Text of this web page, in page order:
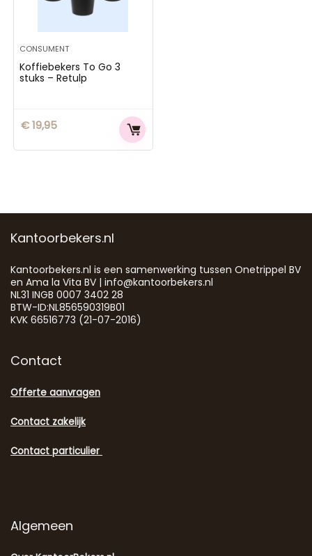
CONSUMENT
Koffiebekers To Go 3
stuks – Retulp
€19,95
Kantoorbekers.nl
Kantoorbekers.nl is een samenwerking tussen Onetrippel BV
en Ama la Vita BV | info@kantoorbekers.nl
NL31 INGB 0007 3402 28
BTW-ID:NL856590319B01
KVK 66516773 (21-07-2016)
Contact
Offerte aanvragen
Contact zakelijk
Contact particulier
Algemeen